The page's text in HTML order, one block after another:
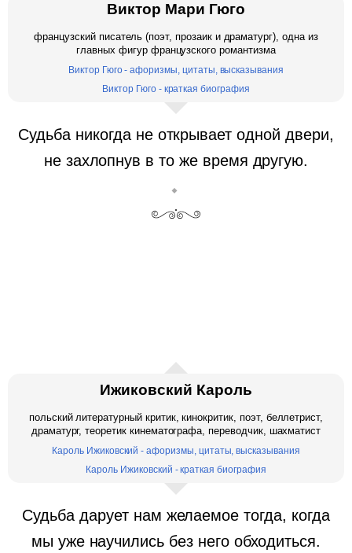
Виктор Мари Гюго
французский писатель (поэт, прозаик и драматург), одна из
главных фигур французского романтизма
Виктор Гюго - афоризмы, цитаты, высказывания
Виктор Гюго - краткая биография
Судьба никогда не открывает одной двери,
не захлопнув в то же время другую.
Ижиковский Кароль
польский литературный критик, кинокритик, поэт, беллетрист,
драматург, теоретик кинематографа, переводчик, шахматист
Кароль Ижиковский - афоризмы, цитаты, высказывания
Кароль Ижиковский - краткая биография
Судьба дарует нам желаемое тогда, когда
мы уже научились без него обходиться.